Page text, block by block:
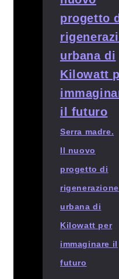
Serra madre.
Il nuovo
progetto di
rigenerazione
urbana di
Kilowatt per
immaginare il
futuro